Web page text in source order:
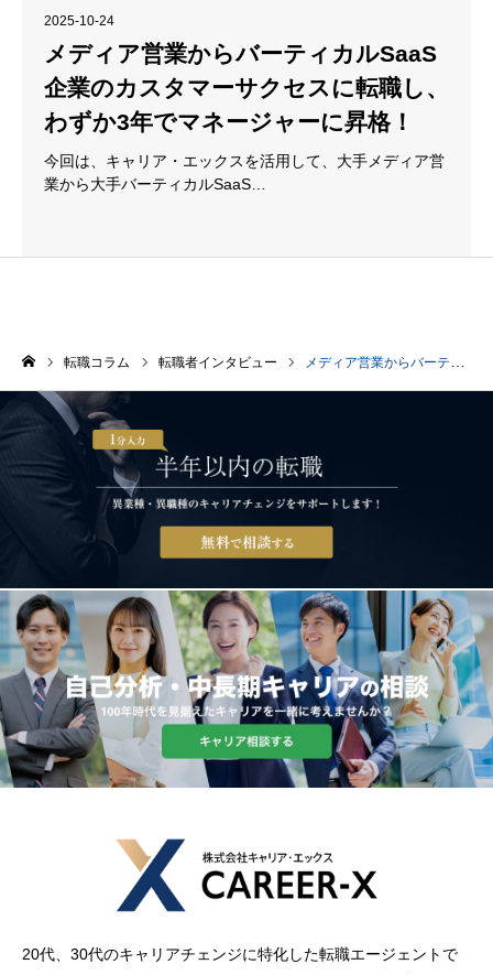
2025-10-24
メディア営業からバーティカルSaaS
企業のカスタマーサクセスに転職し、
わずか3年でマネージャーに昇格！
今回は、キャリア・エックスを活用して、大手メディア営
業から大手バーティカルSaaS…
転職コラム 転職者インタビュー メディア営業からバーティカルSaaS企業のカスタマーサクセスに転職し、わずか3年でマネージャーに昇格！
20代、30代のキャリアチェンジに特化した転職エージェントで